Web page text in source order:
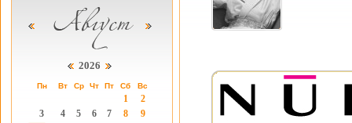
2026
Пн Вт Ср Чт Пт Сб Вс
1
2
3
4 5 6 7 8
9